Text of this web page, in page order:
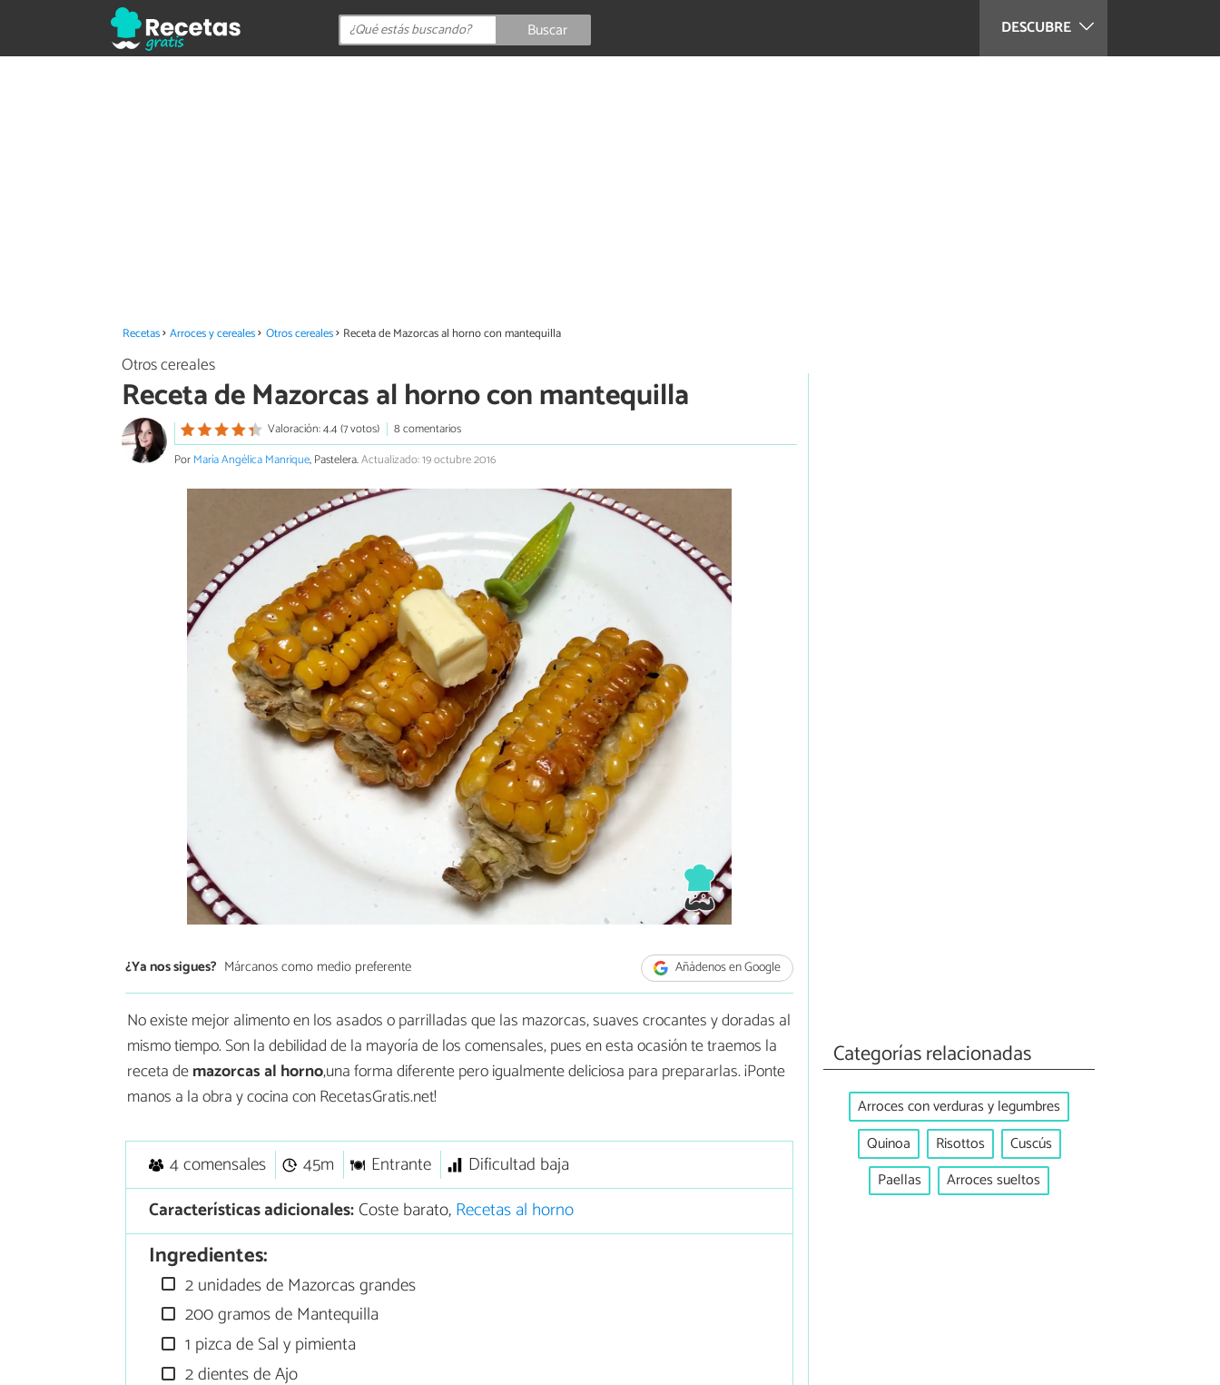
DESCUBRE
Buscar
Recetas Arroces y cereales Otros cereales Receta de Mazorcas al horno con mantequilla
Otros cereales
Receta de Mazorcas al horno con mantequilla
Valoración: 4.4 (7 votos)
8 comentarios
PorMaría Angélica Manrique, Pastelera.Actualizado: 19 octubre 2016
¿Ya nos sigues? Márcanos como medio preferente Añádenos en Google
No existe mejor alimento en los asados o parrilladas que las mazorcas, suaves crocantes y doradas al
mismo tiempo. Son la debilidad de la mayoría de los comensales, pues en esta ocasión te traemos la
receta demazorcas al horno,una forma diferente pero igualmente deliciosa para prepararlas. ¡Ponte
manos a la obra y cocina con RecetasGratis.net!
4 comensales 45m Entrante
Dificultad baja
Características adicionales:Coste barato,Recetas al horno
Ingredientes:
2 unidades de Mazorcas grandes
200 gramos de Mantequilla
1 pizca de Sal y pimienta
2 dientes de Ajo
Categorías relacionadas
Arroces con verduras y legumbres
Quinoa
Risottos
Cuscús
Paellas
Arroces sueltos